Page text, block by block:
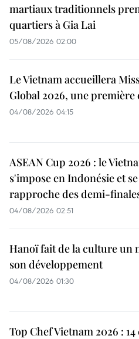
martiaux traditionnels
quartiers à Gia Lai
05/08/2026 02:00
Le Vietnam accueillera
Global 2026, une première
04/08/2026 04:15
ASEAN Cup 2026 : le
s'impose en Indonésie et se
rapproche des demi-
04/08/2026 02:51
Hanoï fait de la culture un
son développement
04/08/2026 01:30
Top Chef Vietnam 2026 :